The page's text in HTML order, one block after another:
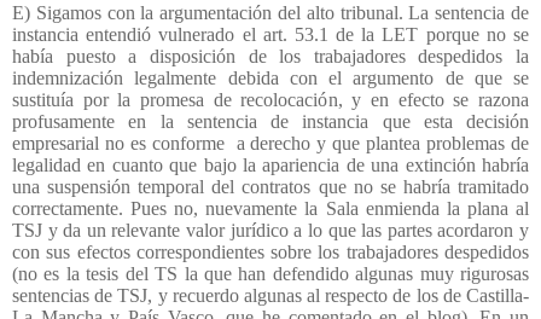
E) Sigamos con la argumentación del alto tribunal. La sentencia de
instancia entendió vulnerado el art. 53.1 de la LET porque no se
había puesto a disposición de los trabajadores despedidos la
indemnización legalmente debida con el argumento de que se
sustituía por la promesa de recolocación, y en efecto se razona
profusamente en la sentencia de instancia que esta decisión
empresarial no es conforme
a derecho y que plantea problemas de
legalidad en cuanto que bajo la apariencia de una extinción habría
una suspensión temporal del contratos que no se habría tramitado
correctamente. Pues no, nuevamente la Sala enmienda la plana al
TSJ y da un relevante valor jurídico a lo que las partes acordaron y
con sus efectos correspondientes sobre los trabajadores despedidos
(no es la tesis del TS la que han defendido algunas muy rigurosas
sentencias de TSJ, y recuerdo algunas al respecto de los de Castilla-